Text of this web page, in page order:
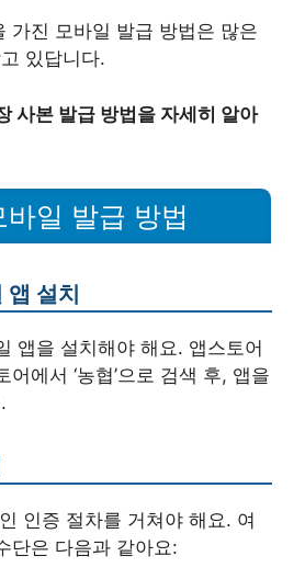
가진 모바일 발급 방법은 많은
있답니다.
사본 발급 방법을 자세히 알아
일 발급 방법
앱 설치
앱을 설치해야 해요. 앱스토어
에서 ‘농협’으로 검색 후, 앱을
인증 절차를 거쳐야 해요. 여
단은 다음과 같아요: